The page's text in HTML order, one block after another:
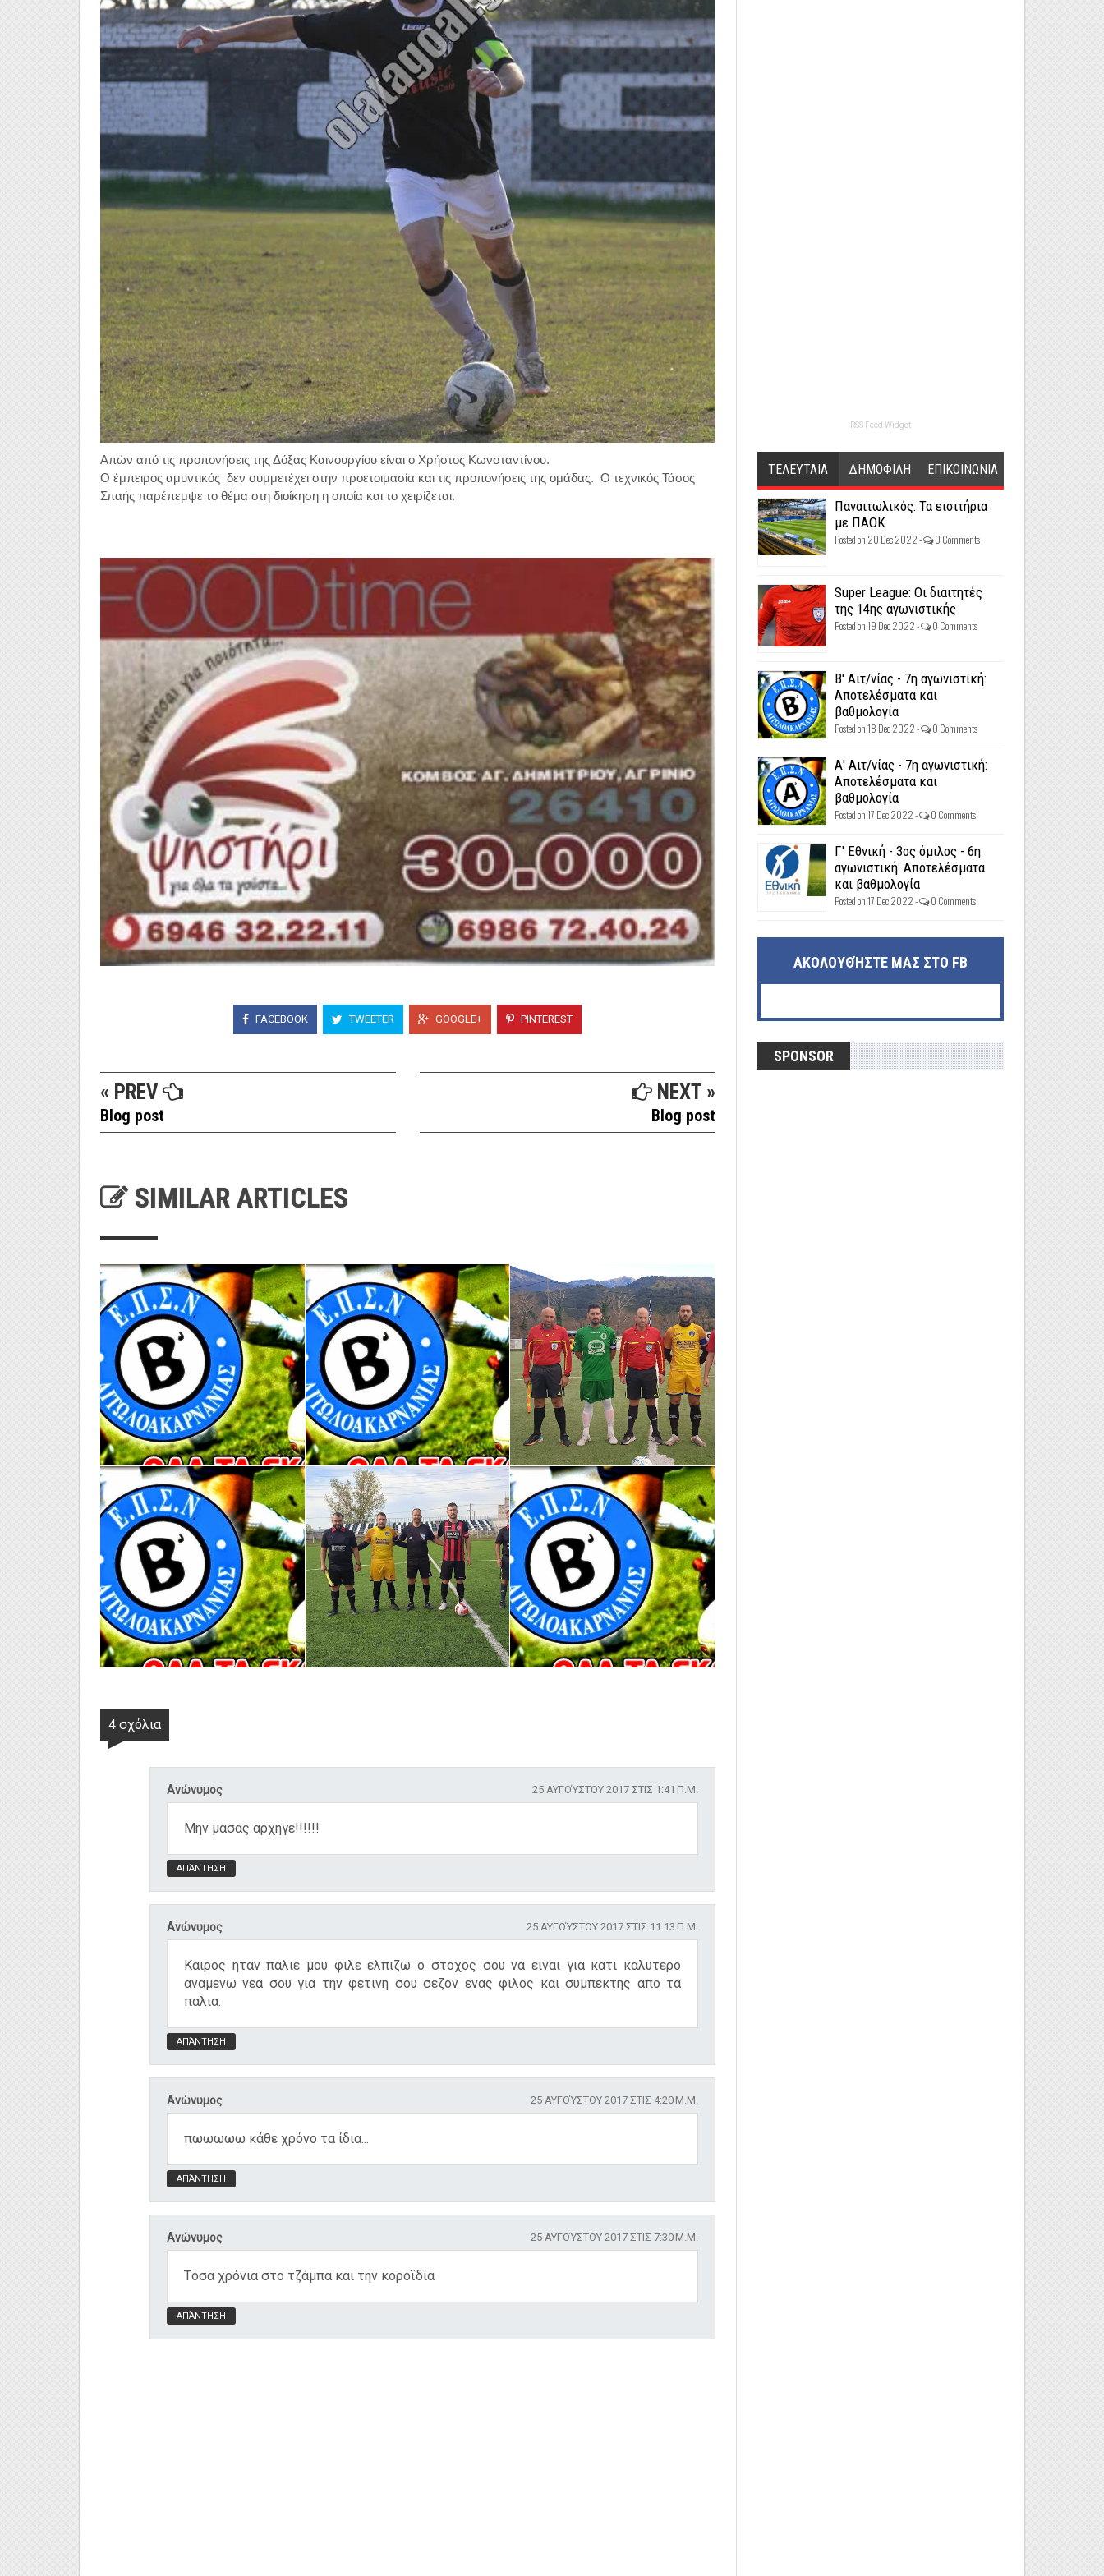
Απών από τις προπονήσεις της Δόξας Καινουργίου είναι ο Χρήστος Κωνσταντίνου.
Ο έμπειρος αμυντικός δεν συμμετέχει στην προετοιμασία και τις προπονήσεις της ομάδας. Ο τεχνικός Τάσος
Σπαής παρέπεμψε το θέμα στη διοίκηση η οποία και το χειρίζεται.
FACEBOOK TWEETER GOOGLE+ PINTEREST
« PREV
Blog post
NEXT »
Blog post
SIMILAR ARTICLES
4 σχόλια
Ανώνυμος 25 ΑΥΓΟΎΣΤΟΥ 2017 ΣΤΙΣ 1:41 Π.Μ.
Μην μασας αρχηγε!!!!!!
ΑΠΆΝΤΗΣΗ
Ανώνυμος 25 ΑΥΓΟΎΣΤΟΥ 2017 ΣΤΙΣ 11:13 Π.Μ.
Καιρος ηταν παλιε μου φιλε ελπιζω ο στοχος σου να ειναι για κατι καλυτερο
αναμενω νεα σου για την φετινη σου σεζον ενας φιλος και συμπεκτης απο τα
παλια.
ΑΠΆΝΤΗΣΗ
Ανώνυμος 25 ΑΥΓΟΎΣΤΟΥ 2017 ΣΤΙΣ 4:20 Μ.Μ.
πωωωωω κάθε χρόνο τα ίδια...
ΑΠΆΝΤΗΣΗ
Ανώνυμος 25 ΑΥΓΟΎΣΤΟΥ 2017 ΣΤΙΣ 7:30 Μ.Μ.
Τόσα χρόνια στο τζάμπα και την κοροϊδία
ΑΠΆΝΤΗΣΗ
RSS Feed Widget
ΤΕΛΕΥΤΑΙΑ ΔΗΜΟΦΙΛΗ ΕΠΙΚΟΙΝΩΝΙΑ
Παναιτωλικός: Τα εισιτήρια
με ΠΑΟΚ
Posted on 20 Dec 2022 - 0 Comments
Super League: Οι διαιτητές
της 14ης αγωνιστικής
Posted on 19 Dec 2022 - 0 Comments
Β' Αιτ/νίας - 7η αγωνιστική:
Αποτελέσματα και
βαθμολογία
Posted on 18 Dec 2022 - 0 Comments
Α' Αιτ/νίας - 7η αγωνιστική:
Αποτελέσματα και
βαθμολογία
Posted on 17 Dec 2022 - 0 Comments
Γ' Εθνική - 3ος όμιλος - 6η
αγωνιστική: Αποτελέσματα
και βαθμολογία
Posted on 17 Dec 2022 - 0 Comments
ΑΚΟΛΟΥΘΉΣΤΕ ΜΑΣ ΣΤΟ FB
SPONSOR